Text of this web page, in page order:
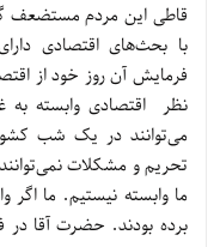
قاطی این مردم مستضعف
با بحث‌های اقتصادی
فرمایش آن روز خود از
نظر اقتصادی وابسته به
می‌توانند در یک شب کشور
تحریم و مشکلات
ما وابسته نیستیم. ما اگر
برده بودند. حضرت آقا در